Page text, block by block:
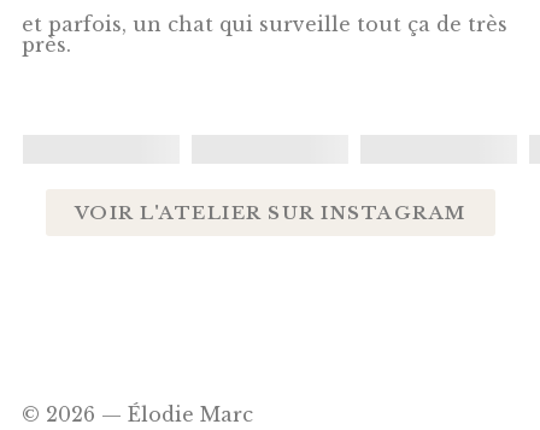
et parfois, un chat qui surveille tout ça de très
près.
VOIR L'ATELIER SUR INSTAGRAM
© 2026 — Élodie Marc